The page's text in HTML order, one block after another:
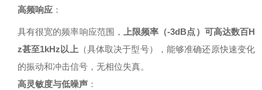
高频响应 ：
具有很宽的频率响应范围，
上限频率（-3dB点）可高达数百H
z甚至1kHz以上 （具体取决于型号），能够准确还原快速变化
的振动和冲击信号，无相位失真。
高灵敏度与低噪声 ：